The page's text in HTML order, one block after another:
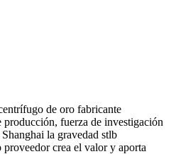
de oro fabricante
fuerza de investigación
la gravedad stlb
crea el valor y aporta